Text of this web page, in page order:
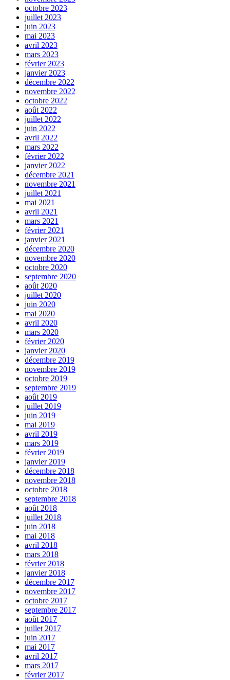
octobre 2023
juillet 2023
juin 2023
mai 2023
avril 2023
mars 2023
février 2023
janvier 2023
décembre 2022
novembre 2022
octobre 2022
août 2022
juillet 2022
juin 2022
avril 2022
mars 2022
février 2022
janvier 2022
décembre 2021
novembre 2021
juillet 2021
mai 2021
avril 2021
mars 2021
février 2021
janvier 2021
décembre 2020
novembre 2020
octobre 2020
septembre 2020
août 2020
juillet 2020
juin 2020
mai 2020
avril 2020
mars 2020
février 2020
janvier 2020
décembre 2019
novembre 2019
octobre 2019
septembre 2019
août 2019
juillet 2019
juin 2019
mai 2019
avril 2019
mars 2019
février 2019
janvier 2019
décembre 2018
novembre 2018
octobre 2018
septembre 2018
août 2018
juillet 2018
juin 2018
mai 2018
avril 2018
mars 2018
février 2018
janvier 2018
décembre 2017
novembre 2017
octobre 2017
septembre 2017
août 2017
juillet 2017
juin 2017
mai 2017
avril 2017
mars 2017
février 2017